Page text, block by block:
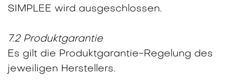
SIMPLEE wird ausgeschlossen.
7.2 Produktgarantie
Es gilt die Produktgarantie-Regelung des
jeweiligen Herstellers.